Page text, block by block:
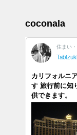
coconala